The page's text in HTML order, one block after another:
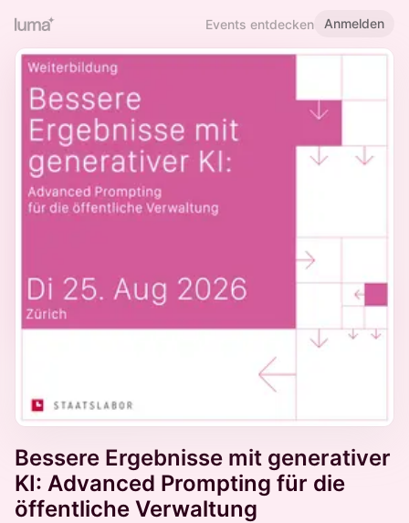
Events entdecken Anmelden
Bessere Ergebnisse mit generativer
KI: Advanced Prompting für die
öffentliche Verwaltung